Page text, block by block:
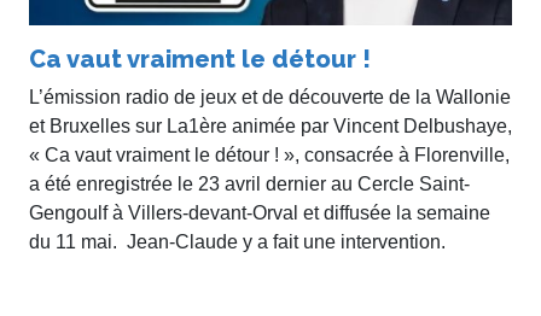
Ca vaut vraiment le détour !
L’émission radio de jeux et de découverte de la Wallonie
et Bruxelles sur La1ère animée par Vincent Delbushaye,
« Ca vaut vraiment le détour ! », consacrée à Florenville,
a été enregistrée le 23 avril dernier au Cercle Saint-
Gengoulf à Villers-devant-Orval et diffusée la semaine
du 11 mai. Jean-Claude y a fait une intervention.